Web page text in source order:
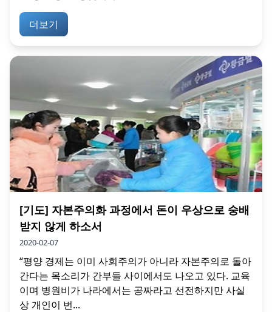
더보기
[기도] 자본주의화 과정에서 돈이 우상으로 숭배
받지 않게 하소서
2020-02-07
“평양 경제는 이미 사회주의가 아니라 자본주의로 돌아
간다는 목소리가 간부들 사이에서도 나오고 있다. 교육
이며 병원비가 나라에서는 공짜라고 선전하지만 사실
상 개인이 번...